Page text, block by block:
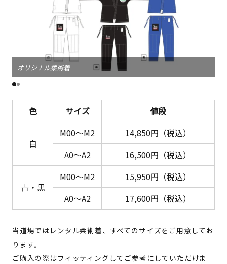
オリジナル柔術着
色 サイズ 値段
白
M00～M2
14,850円（税込）
A0～A2
16,500円（税込）
青・黒
M00～M2
15,950円（税込）
A0～A2
17,600円（税込）
当道場ではレンタル柔術着、すべてのサイズをご用意してお
ります。
ご購入の際はフィッティングしてご参考にしていただけま